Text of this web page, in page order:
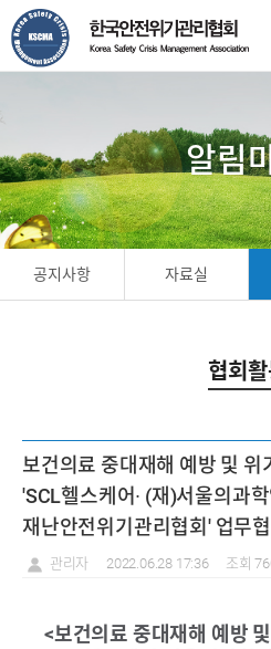
공지사항 자료실
알림
협회
보건의료 중대재해 예방 및 위
'SCL헬스케어∙ (재)서울의과
재난안전위기관리협회' 업무
관리자 2022.06.28 17:36 조회
<보건의료 중대재해 예방